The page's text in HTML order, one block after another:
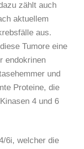
zählt auch
aktuellem
aus.
Tumore eine
endokrinen
und
Proteine, die
4 und 6
6i, welcher die